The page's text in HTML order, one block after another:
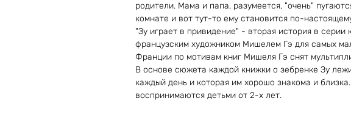
родители. Мама и папа, разумеется, "очень"
комнате и вот тут-то ему становится по-
"Зу играет в привидение" - вторая история в
французским художником Мишелем Гэ для самых
Франции по мотивам книг Мишеля Гэ снят
В основе сюжета каждой книжки о зебренке Зу
каждый день и которая им хорошо знакома и
воспринимаются детьми от 2-х лет.